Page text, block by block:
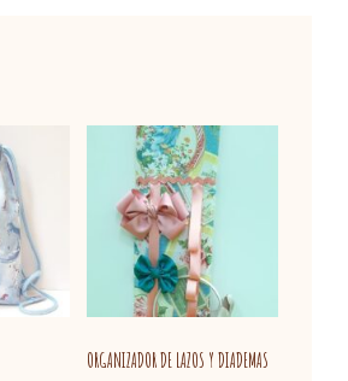
ORGANIZADOR DE LAZOS Y DIADEMAS